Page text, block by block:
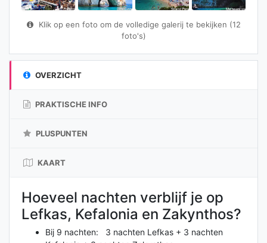
Klik op een foto om de volledige galerij te bekijken (12
foto's)
OVERZICHT
PRAKTISCHE INFO
PLUSPUNTEN
KAART
Hoeveel nachten verblijf je op
Lefkas, Kefalonia en Zakynthos?
Bij 9 nachten: 3 nachten Lefkas + 3 nachten